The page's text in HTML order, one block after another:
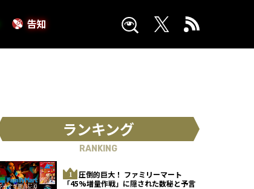
告知
ランキング
RANKING
圧倒的巨大！ ファミリーマート
「45%増量作戦」に隠された数秘と予言